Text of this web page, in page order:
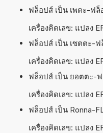
ฟล็อปส์ เป็น เพตะ-ฟล็
เครื่องคิดเลข: แปลง
ฟล็อปส์ เป็น เซตตะ-ฟ
เครื่องคิดเลข: แปลง
ฟล็อปส์ เป็น ยอตตะ-
เครื่องคิดเลข: แปลง
ฟล็อปส์ เป็น Ronna-
เครื่องคิดเลข: แปลง